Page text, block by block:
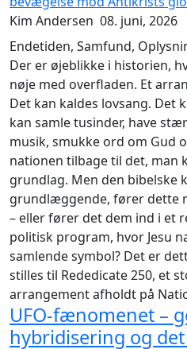
Kim Andersen 08. juni, 2026
Endetiden, Samfund,
Der er øjeblikke i historien,
nøje med overfladen. Et
Det kan kaldes lovsang. Det
kan samle tusinder, have
musik, smukke ord om Gud
nationen tilbage til det, man
grundlag. Men den bibelske
grundlæggende, fører dette
– eller fører det dem ind i et
politisk program, hvor Jesu
samlende symbol? Det er
stilles til Rededicate 250, et
arrangement afholdt på
UFO-fænomenet –
hybridisering og